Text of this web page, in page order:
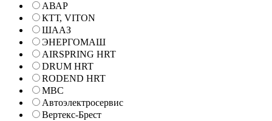
АВАР
КТТ, VITON
ШААЗ
ЭНЕРГОМАШ
AIRSPRING HRT
DRUM HRT
RODEND HRT
МВС
Автоэлектросервис
Вертекс-Брест